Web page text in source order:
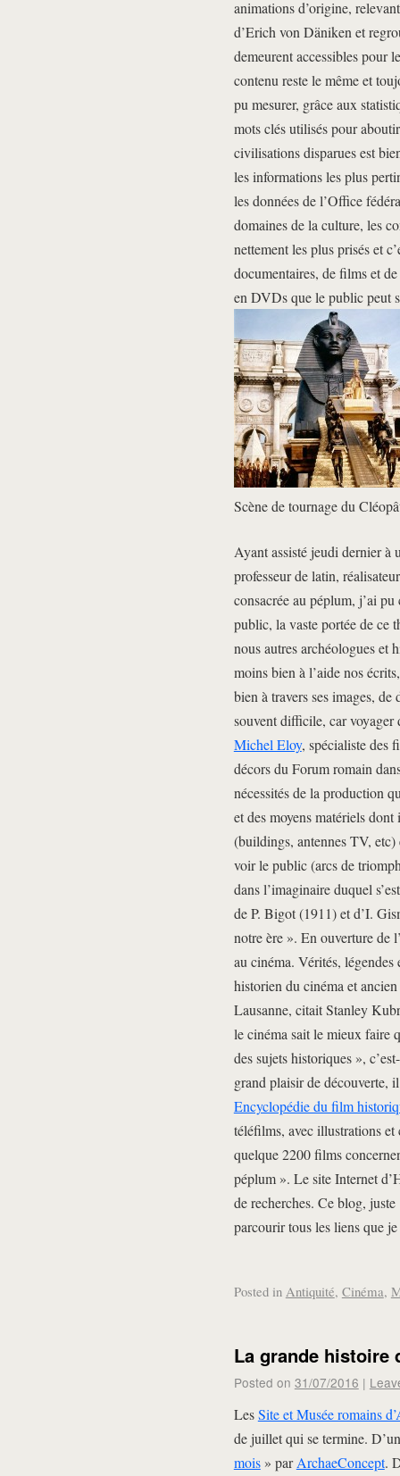
animations d’origine,
d’Erich von Däniken et
demeurent accessibles pour
contenu reste le même et
pu mesurer, grâce aux
mots clés utilisés pour
civilisations disparues est
les informations les plus
les données de l’Office
domaines de la culture, les
nettement les plus prisés et
documentaires, de films et
en DVDs que le public peut
Scène de tournage du
Ayant assisté jeudi dernier à
professeur de latin,
consacrée au péplum, j’ai
public, la vaste portée de ce
nous autres archéologues et
moins bien à l’aide nos
bien à travers ses images, de
souvent difficile, car voyager
Michel Eloy, spécialiste des
décors du Forum romain
nécessités de la production
et des moyens matériels
(buildings, antennes TV, etc)
voir le public (arcs de
dans l’imaginaire duquel
de P. Bigot (1911) et d’I.
notre ère ». En ouverture de
au cinéma. Vérités,
historien du cinéma et
Lausanne, citait Stanley
le cinéma sait le mieux faire
des sujets historiques »,
grand plaisir de découverte,
Encyclopédie du film
téléfilms, avec illustrations et
quelque 2200 films
péplum ». Le site Internet
de recherches. Ce blog,
parcourir tous les liens que
Posted in Antiquité, Cinéma,
La grande histoire
Posted on 31/07/2016 |
LesSite et Musée romains
de juillet qui se termine.
mois» parArchaeConcept.